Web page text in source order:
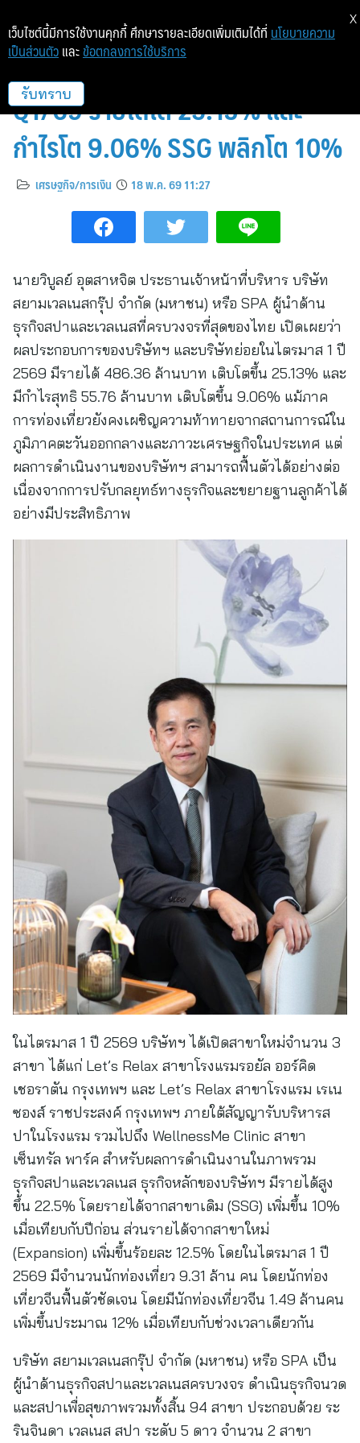
SPA โชว์ฟอร์มสวนเศรษฐกิจ
Q1/69 รายได้โต 25.13% และ
กำไรโต 9.06% SSG พลิกโต 10%
เศรษฐกิจ/การเงิน 18 พ.ค. 69 11:27
นายวิบูลย์ อุตสาหจิต ประธานเจ้าหน้าที่บริหาร บริษัท
สยามเวลเนสกรุ๊ป จำกัด (มหาชน) หรือ SPA ผู้นำด้าน
ธุรกิจสปาและเวลเนสที่ครบวงจรที่สุดของไทย เปิดเผยว่า
ผลประกอบการของบริษัทฯ และบริษัทย่อยในไตรมาส 1 ปี
2569 มีรายได้ 486.36 ล้านบาท เติบโตขึ้น 25.13% และ
มีกำไรสุทธิ 55.76 ล้านบาท เติบโตขึ้น 9.06% แม้ภาค
การท่องเที่ยวยังคงเผชิญความท้าทายจากสถานการณ์ใน
ภูมิภาคตะวันออกกลางและภาวะเศรษฐกิจในประเทศ แต่
ผลการดำเนินงานของบริษัทฯ สามารถฟื้นตัวได้อย่างต่อ
เนื่องจากการปรับกลยุทธ์ทางธุรกิจและขยายฐานลูกค้าได้
อย่างมีประสิทธิภาพ
ในไตรมาส 1 ปี 2569 บริษัทฯ ได้เปิดสาขาใหม่จำนวน 3
สาขา ได้แก่ Let’s Relax สาขาโรงแรมรอยัล ออร์คิด
เชอราตัน กรุงเทพฯ และ Let’s Relax สาขาโรงแรม เรเน
ซองส์ ราชประสงค์ กรุงเทพฯ ภายใต้สัญญารับบริหารส
ปาในโรงแรม รวมไปถึง WellnessMe Clinic สาขา
เซ็นทรัล พาร์ค สำหรับผลการดำเนินงานในภาพรวม
ธุรกิจสปาและเวลเนส ธุรกิจหลักของบริษัทฯ มีรายได้สูง
ขึ้น 22.5% โดยรายได้จากสาขาเดิม (SSG) เพิ่มขึ้น 10%
เมื่อเทียบกับปีก่อน ส่วนรายได้จากสาขาใหม่
(Expansion) เพิ่มขึ้นร้อยละ 12.5% โดยในไตรมาส 1 ปี
2569 มีจำนวนนักท่องเที่ยว 9.31 ล้าน คน โดยนักท่อง
เที่ยวจีนฟื้นตัวชัดเจน โดยมีนักท่องเที่ยวจีน 1.49 ล้านคน
เพิ่มขึ้นประมาณ 12% เมื่อเทียบกับช่วงเวลาเดียวกัน
บริษัท สยามเวลเนสกรุ๊ป จำกัด (มหาชน) หรือ SPA เป็น
ผู้นำด้านธุรกิจสปาและเวลเนสครบวงจร ดำเนินธุรกิจนวด
และสปาเพื่อสุขภาพรวมทั้งสิ้น 94 สาขา ประกอบด้วย ระ
รินจินดา เวลเนส สปา ระดับ 5 ดาว จำนวน 2 สาขา
เว็บไซต์นี้มีการใช้งานคุกกี้ ศึกษารายละเอียดเพิ่มเติมได้ที่ นโยบายความ
เป็นส่วนตัว และ ข้อตกลงการใช้บริการ
รับทราบ
X